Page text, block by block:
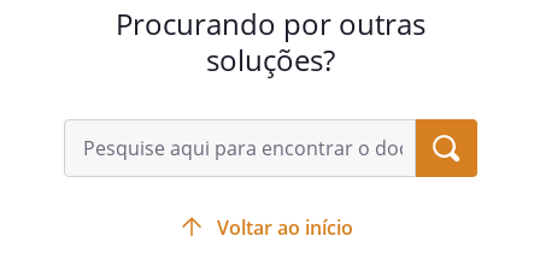
Procurando por outras
soluções?
Voltar ao início